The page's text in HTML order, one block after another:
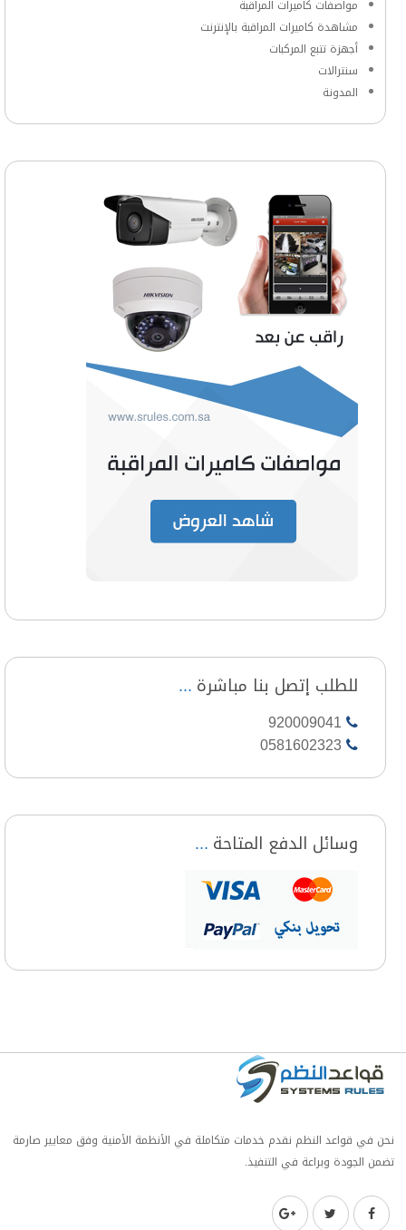
مواصفات كاميرات المراقبة
مشاهدة كاميرات المراقبة بالإنترنت
أجهزة تتبع المركبات
سنترالات
المدونة
للطلب إتصل بنا مباشرة
920009041
0581602323
وسائل الدفع المتاحة
نحن في قواعد النظم نقدم خدمات متكاملة في الأنظمة الأمنية وفق معايير صارمة
تضمن الجودة وبراعة في التنفيذ.